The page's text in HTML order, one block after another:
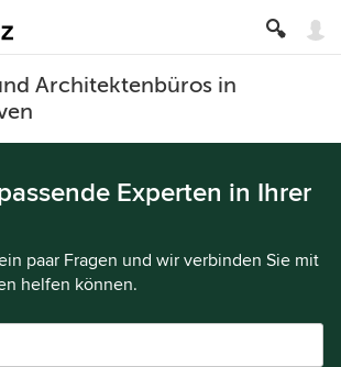
Architektenbüros in
Experten in Ihrer
paar Fragen und wir verbinden Sie mit
helfen können.